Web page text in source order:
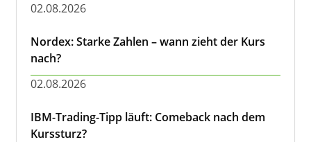
02.08.2026
Nordex: Starke Zahlen – wann zieht der Kurs
nach?
02.08.2026
IBM-Trading-Tipp läuft: Comeback nach dem
Kurssturz?